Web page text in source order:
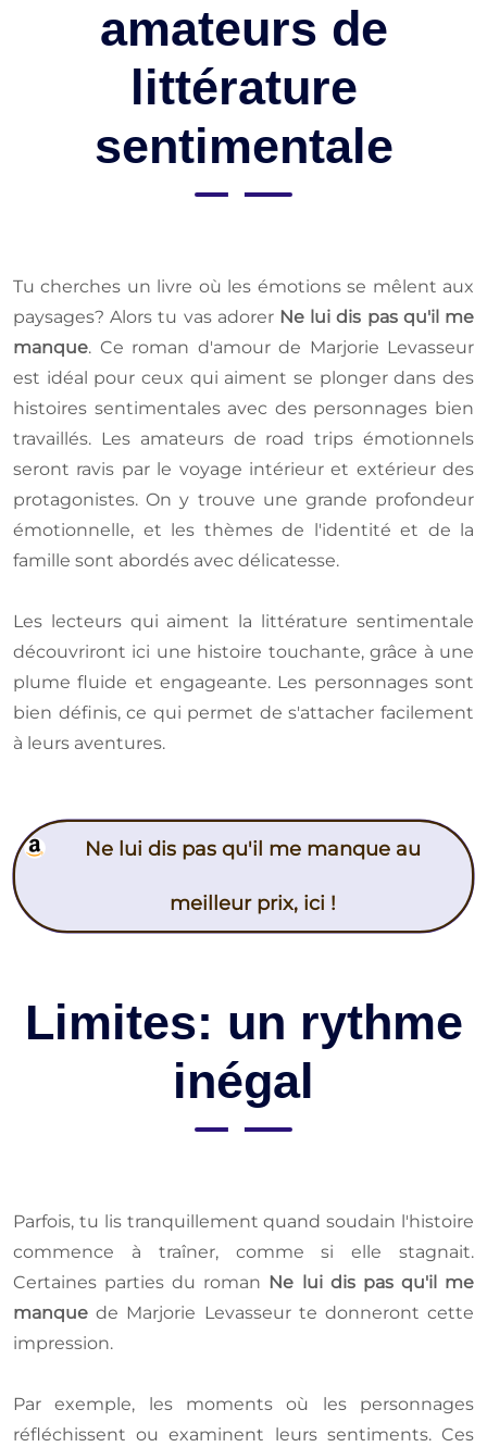
amateurs de
littérature
sentimentale
Tu cherches un livre où les émotions se mêlent aux
paysages? Alors tu vas adorer Ne lui dis pas qu'il me
manque. Ce roman d'amour de Marjorie Levasseur
est idéal pour ceux qui aiment se plonger dans des
histoires sentimentales avec des personnages bien
travaillés. Les amateurs de road trips émotionnels
seront ravis par le voyage intérieur et extérieur des
protagonistes. On y trouve une grande profondeur
émotionnelle, et les thèmes de l'identité et de la
famille sont abordés avec délicatesse.
Les lecteurs qui aiment la littérature sentimentale
découvriront ici une histoire touchante, grâce à une
plume fluide et engageante. Les personnages sont
bien définis, ce qui permet de s'attacher facilement
à leurs aventures.
Ne lui dis pas qu'il me manque au
meilleur prix, ici !
Limites: un rythme
inégal
Parfois, tu lis tranquillement quand soudain l'histoire
commence à traîner, comme si elle stagnait.
Certaines parties du roman Ne lui dis pas qu'il me
manque de Marjorie Levasseur te donneront cette
impression.
Par exemple, les moments où les personnages
réfléchissent ou examinent leurs sentiments. Ces